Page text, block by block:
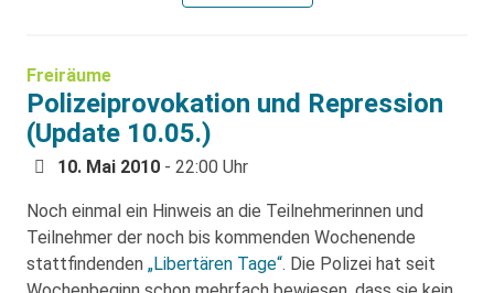
Freiräume
Polizeiprovokation und Repression
(Update 10.05.)
10. Mai 2010 - 22:00 Uhr
Noch einmal ein Hinweis an die Teilnehmerinnen und
Teilnehmer der noch bis kommenden Wochenende
stattfindenden „Libertären Tage“. Die Polizei hat seit